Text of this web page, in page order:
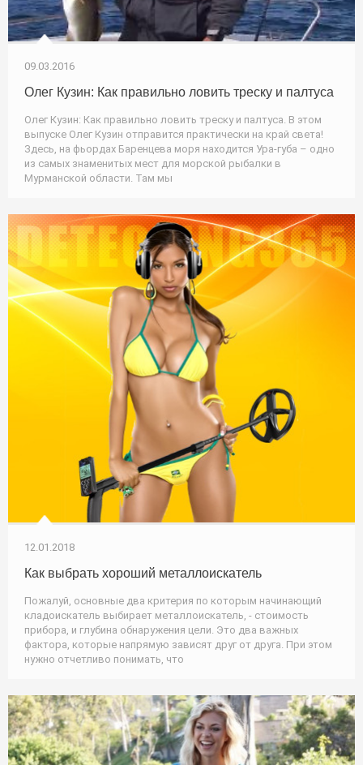
09.03.2016
Олег Кузин: Как правильно ловить треску и палтуса
Олег Кузин: Как правильно ловить треску и палтуса. В этом
выпуске Олег Кузин отправится практически на край света!
Здесь, на фьордах Баренцева моря находится Ура-губа – одно
из самых знаменитых мест для морской рыбалки в
Мурманской области. Там мы
12.01.2018
Как выбрать хороший металлоискатель
Пожалуй, основные два критерия по которым начинающий
кладоискатель выбирает металлоискатель, - стоимость
прибора, и глубина обнаружения цели. Это два важных
фактора, которые напрямую зависят друг от друга. При этом
нужно отчетливо понимать, что